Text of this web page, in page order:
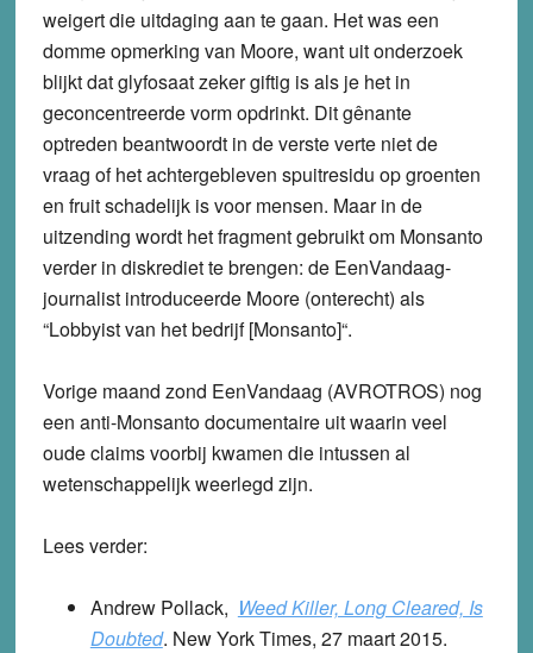
weigert die uitdaging aan te gaan. Het was een
domme opmerking van Moore, want uit onderzoek
blijkt dat glyfosaat zeker giftig is als je het in
geconcentreerde vorm opdrinkt. Dit gênante
optreden beantwoordt in de verste verte niet de
vraag of het achtergebleven spuitresidu op groenten
en fruit schadelijk is voor mensen. Maar in de
uitzending wordt het fragment gebruikt om Monsanto
verder in diskrediet te brengen: de EenVandaag-
journalist introduceerde Moore (onterecht) als
“Lobbyist van het bedrijf [Monsanto]“.
Vorige maand zond EenVandaag (AVROTROS) nog
een anti-Monsanto documentaire uit waarin veel
oude claims voorbij kwamen die intussen al
wetenschappelijk weerlegd zijn.
Lees verder:
Andrew Pollack, Weed Killer, Long Cleared, Is
Doubted. New York Times, 27 maart 2015.